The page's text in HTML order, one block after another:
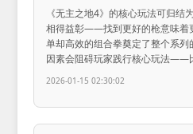
《无主之地4》的核心玩法可归结
相得益彰——找到更好的枪意味着
单却高效的组合拳奠定了整个系
因素会阻碍玩家践行核心玩法——
2026-01-15 02:30:02